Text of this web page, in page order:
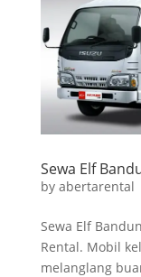
Sewa Elf
by abertarental
Sewa Elf
Rental. Mobil
melanglang